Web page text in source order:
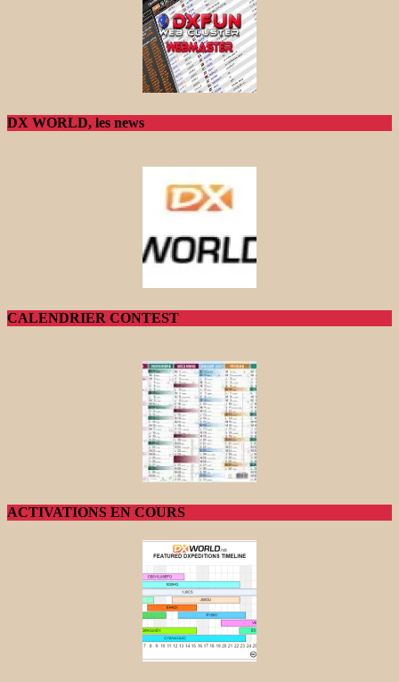
DX WORLD, les news
CALENDRIER CONTEST
ACTIVATIONS EN COURS